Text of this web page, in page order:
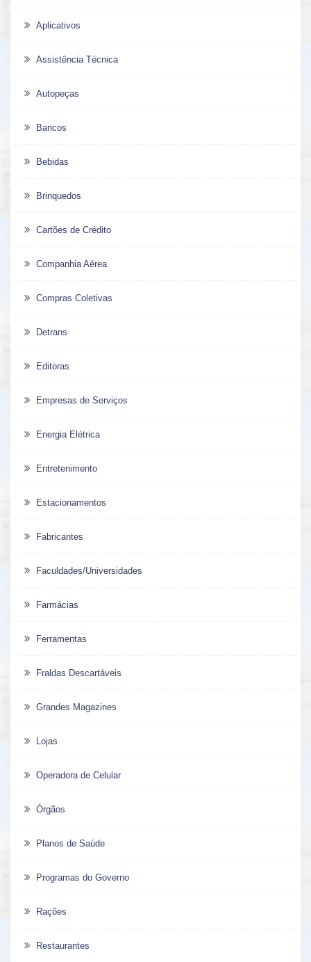
Aplicativos
Assistência Técnica
Autopeças
Bancos
Bebidas
Brinquedos
Cartões de Crédito
Companhia Aérea
Compras Coletivas
Detrans
Editoras
Empresas de Serviços
Energia Elétrica
Entretenimento
Estacionamentos
Fabricantes
Faculdades/Universidades
Farmácias
Ferramentas
Fraldas Descartáveis
Grandes Magazines
Lojas
Operadora de Celular
Órgãos
Planos de Saúde
Programas do Governo
Rações
Restaurantes